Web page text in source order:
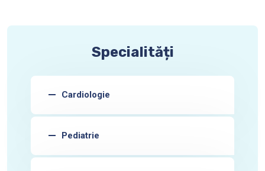
Specialități
Cardiologie
Pediatrie